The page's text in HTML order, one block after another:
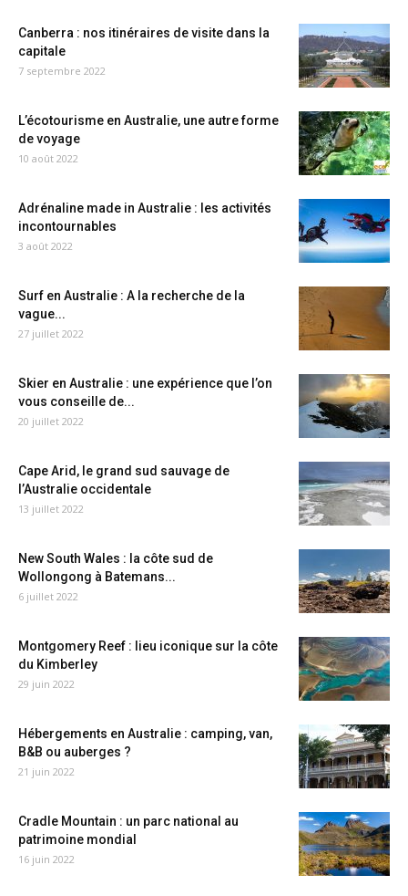
Canberra : nos itinéraires de visite dans la
capitale
7 septembre 2022
L’écotourisme en Australie, une autre forme
de voyage
10 août 2022
Adrénaline made in Australie : les activités
incontournables
3 août 2022
Surf en Australie : A la recherche de la
vague...
27 juillet 2022
Skier en Australie : une expérience que l’on
vous conseille de...
20 juillet 2022
Cape Arid, le grand sud sauvage de
l’Australie occidentale
13 juillet 2022
New South Wales : la côte sud de
Wollongong à Batemans...
6 juillet 2022
Montgomery Reef : lieu iconique sur la côte
du Kimberley
29 juin 2022
Hébergements en Australie : camping, van,
B&B ou auberges ?
21 juin 2022
Cradle Mountain : un parc national au
patrimoine mondial
16 juin 2022